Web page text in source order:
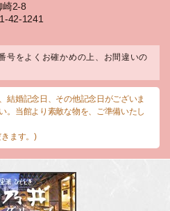
2-8
42-1241
号をよくお確かめの上、お間違いの
結婚記念日、その他記念日がございま
。当館より素敵な物を、ご準備いたし
ます。)